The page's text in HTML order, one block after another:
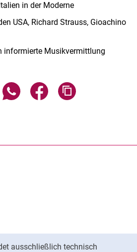
ausschließlich technisch
in der Moderne
USA, Richard Strauss, Gioachino
informierte Musikvermittlung
über E-Mail teilen
Seite über WhatsApp teilen
Seite über Facebook